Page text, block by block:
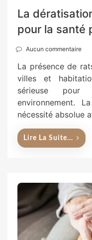
La
pour la santé
Aucun commentaire
La présence de
villes et
sérieuse
environnement.
nécessité absolue
Lire La Suite...